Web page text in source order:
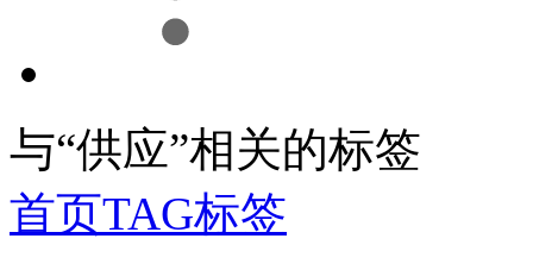
与“供应”相关的标签
首页TAG标签